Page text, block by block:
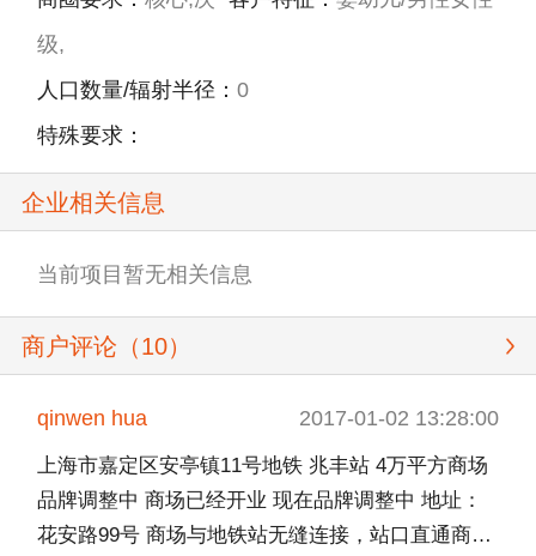
级,
人口数量/辐射半径： 0
特殊要求：
企业相关信息
当前项目暂无相关信息
商户评论（10）
qinwen hua 2017-01-02 13:28:00
上海市嘉定区安亭镇11号地铁 兆丰站 4万平方商场
品牌调整中 商场已经开业 现在品牌调整中 地址：
花安路99号 商场与地铁站无缝连接，站口直通商场